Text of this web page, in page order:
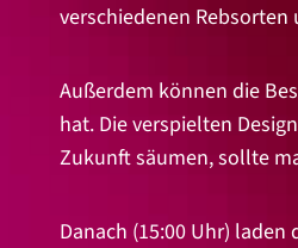
verschiedenen
Außerdem können die
hat. Die verspielten
Zukunft säumen, sollte
Danach (15:00 Uhr)